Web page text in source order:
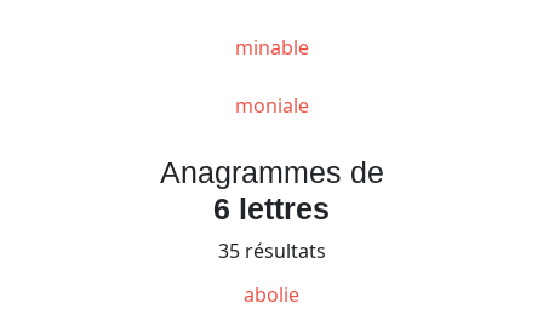
minable
moniale
Anagrammes de
6 lettres
35 résultats
abolie